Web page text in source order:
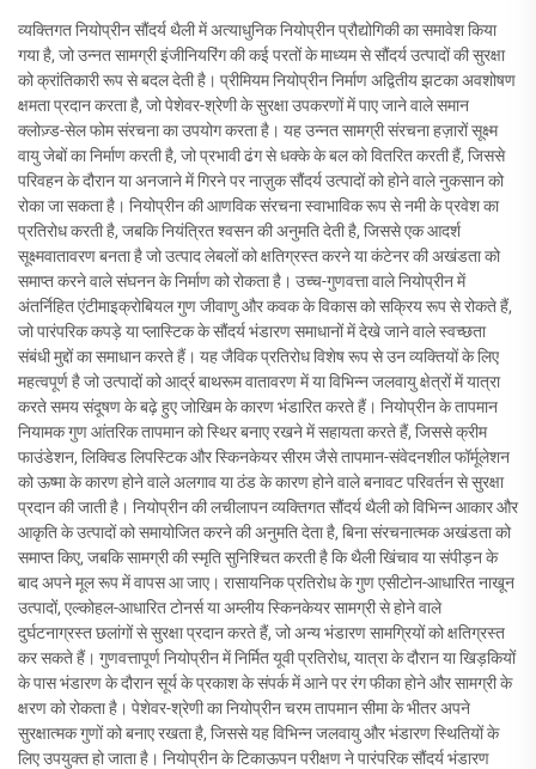
व्यक्तिगत नियोप्रीन सौंदर्य थैली में अत्याधुनिक नियोप्रीन प्रौद्योगिकी का समावेश किया
गया है, जो उन्नत सामग्री इंजीनियरिंग की कई परतों के माध्यम से सौंदर्य उत्पादों की सुरक्षा
को क्रांतिकारी रूप से बदल देती है। प्रीमियम नियोप्रीन निर्माण अद्वितीय झटका अवशोषण
क्षमता प्रदान करता है, जो पेशेवर-श्रेणी के सुरक्षा उपकरणों में पाए जाने वाले समान
क्लोज़्ड-सेल फोम संरचना का उपयोग करता है। यह उन्नत सामग्री संरचना हज़ारों सूक्ष्म
वायु जेबों का निर्माण करती है, जो प्रभावी ढंग से धक्के के बल को वितरित करती हैं, जिससे
परिवहन के दौरान या अनजाने में गिरने पर नाज़ुक सौंदर्य उत्पादों को होने वाले नुकसान को
रोका जा सकता है। नियोप्रीन की आणविक संरचना स्वाभाविक रूप से नमी के प्रवेश का
प्रतिरोध करती है, जबकि नियंत्रित श्वसन की अनुमति देती है, जिससे एक आदर्श
सूक्ष्मवातावरण बनता है जो उत्पाद लेबलों को क्षतिग्रस्त करने या कंटेनर की अखंडता को
समाप्त करने वाले संघनन के निर्माण को रोकता है। उच्च-गुणवत्ता वाले नियोप्रीन में
अंतर्निहित एंटीमाइक्रोबियल गुण जीवाणु और कवक के विकास को सक्रिय रूप से रोकते हैं,
जो पारंपरिक कपड़े या प्लास्टिक के सौंदर्य भंडारण समाधानों में देखे जाने वाले स्वच्छता
संबंधी मुद्दों का समाधान करते हैं। यह जैविक प्रतिरोध विशेष रूप से उन व्यक्तियों के लिए
महत्वपूर्ण है जो उत्पादों को आर्द्र बाथरूम वातावरण में या विभिन्न जलवायु क्षेत्रों में यात्रा
करते समय संदूषण के बढ़े हुए जोखिम के कारण भंडारित करते हैं। नियोप्रीन के तापमान
नियामक गुण आंतरिक तापमान को स्थिर बनाए रखने में सहायता करते हैं, जिससे क्रीम
फाउंडेशन, लिक्विड लिपस्टिक और स्किनकेयर सीरम जैसे तापमान-संवेदनशील फॉर्मूलेशन
को ऊष्मा के कारण होने वाले अलगाव या ठंड के कारण होने वाले बनावट परिवर्तन से सुरक्षा
प्रदान की जाती है। नियोप्रीन की लचीलापन व्यक्तिगत सौंदर्य थैली को विभिन्न आकार और
आकृति के उत्पादों को समायोजित करने की अनुमति देता है, बिना संरचनात्मक अखंडता को
समाप्त किए, जबकि सामग्री की स्मृति सुनिश्चित करती है कि थैली खिंचाव या संपीड़न के
बाद अपने मूल रूप में वापस आ जाए। रासायनिक प्रतिरोध के गुण एसीटोन-आधारित नाखून
उत्पादों, एल्कोहल-आधारित टोनर्स या अम्लीय स्किनकेयर सामग्री से होने वाले
दुर्घटनाग्रस्त छलांगों से सुरक्षा प्रदान करते हैं, जो अन्य भंडारण सामग्रियों को क्षतिग्रस्त
कर सकते हैं। गुणवत्तापूर्ण नियोप्रीन में निर्मित यूवी प्रतिरोध, यात्रा के दौरान या खिड़कियों
के पास भंडारण के दौरान सूर्य के प्रकाश के संपर्क में आने पर रंग फीका होने और सामग्री के
क्षरण को रोकता है। पेशेवर-श्रेणी का नियोप्रीन चरम तापमान सीमा के भीतर अपने
सुरक्षात्मक गुणों को बनाए रखता है, जिससे यह विभिन्न जलवायु और भंडारण स्थितियों के
लिए उपयुक्त हो जाता है। नियोप्रीन के टिकाऊपन परीक्षण ने पारंपरिक सौंदर्य भंडारण